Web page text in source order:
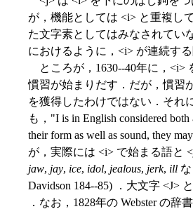
が，機能としては <i> と重複し
た文字素としてはみなされてい
におけるように，<i> が連続す
ところが，1630--40年に，<i>
慣習が始まりだす．だが，慣習
を獲得したわけではない．それ
も，"I is in English considered both
their form as well as sound, they
が，実際には <i> で始まる語と
jaw, jay, ice, idol, jealous, jerk, ill
Davidson 184--85) ．大文字 <J>
．なお，1828年の Webster の